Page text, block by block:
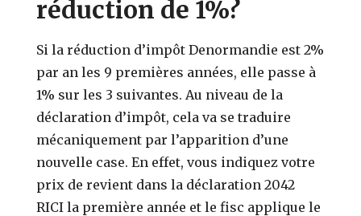
réduction de 1%?
Si la réduction d’impôt Denormandie est 2%
par an les 9 premières années, elle passe à
1% sur les 3 suivantes. Au niveau de la
déclaration d’impôt, cela va se traduire
mécaniquement par l’apparition d’une
nouvelle case. En effet, vous indiquez votre
prix de revient dans la déclaration 2042
RICI la première année et le fisc applique le